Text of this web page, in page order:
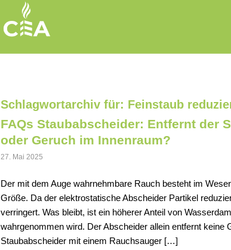
Schlagwortarchiv für: Feinstaub
FAQs Staubabscheider: Entfernt der
oder Geruch im Innenraum?
27. Mai 2025
Der mit dem Auge wahrnehmbare Rauch besteht im
Größe. Da der elektrostatische Abscheider Partikel
verringert. Was bleibt, ist ein höherer Anteil von
wahrgenommen wird. Der Abscheider allein entfernt keine
Staubabscheider mit einem Rauchsauger […]